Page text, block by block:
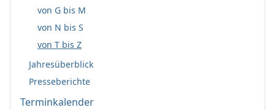
von G bis M
von N bis S
von T bis Z
Jahresüberblick
Presseberichte
Terminkalender